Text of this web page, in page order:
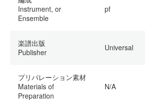
Instrument, or
Ensemble
pf
楽譜出版
Publisher
Universal
プリパレーション素材
Materials of
Preparation
N/A